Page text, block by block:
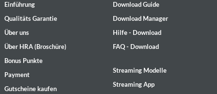
Einführung
Qualitäts Garantie
Über uns
Über HRA (Broschüre)
Bonus Punkte
Payment
Gutscheine kaufen
Download Guide
Download Manager
Hilfe - Download
FAQ - Download
Streaming Modelle
Streaming App